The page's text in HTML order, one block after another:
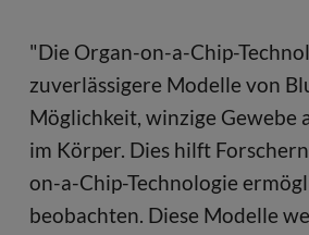
"Die Organ-on-a-Chip-
zuverlässigere Modelle von
Möglichkeit, winzige Gewebe
im Körper. Dies hilft
on-a-Chip-Technologie
beobachten. Diese Modelle